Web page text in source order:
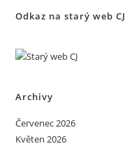
Odkaz na starý web CJ
Archivy
Červenec 2026
Květen 2026